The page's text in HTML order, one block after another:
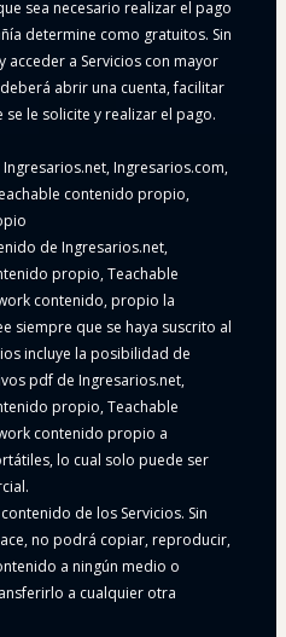
sea necesario realizar el pago
determine como gratuitos. Sin
a Servicios con mayor
abrir una cuenta, facilitar
le solicite y realizar el pago.
Ingresarios.com,
contenido propio,
de Ingresarios.net,
propio, Teachable
contenido, propio la
siempre que se haya suscrito al
incluye la posibilidad de
pdf de Ingresarios.net,
propio, Teachable
contenido propio a
lo cual solo puede ser
de los Servicios. Sin
no podrá copiar, reproducir,
a ningún medio o
a cualquier otra